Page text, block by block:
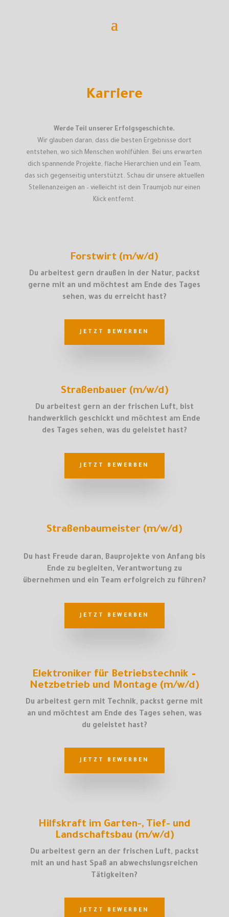
Karriere
Werde Teil unserer Erfolgsgeschichte.
Wir glauben daran, dass die besten Ergebnisse dort
entstehen, wo sich Menschen wohlfühlen. Bei uns erwarten
dich spannende Projekte, flache Hierarchien und ein Team,
das sich gegenseitig unterstützt. Schau dir unsere aktuellen
Stellenanzeigen an – vielleicht ist dein Traumjob nur einen
Klick entfernt.
Forstwirt (m/w/d)
Du arbeitest gern draußen in der Natur, packst
gerne mit an und möchtest am Ende des Tages
sehen, was du erreicht hast?
JETZT BEWERBEN
Straßenbauer (m/w/d)
Du arbeitest gern an der frischen Luft, bist
handwerklich geschickt und möchtest am Ende
des Tages sehen, was du geleistet hast?
JETZT BEWERBEN
Straßenbaumeister (m/w/d)
Du hast Freude daran, Bauprojekte von Anfang bis
Ende zu begleiten, Verantwortung zu
übernehmen und ein Team erfolgreich zu führen?
JETZT BEWERBEN
Elektroniker für Betriebstechnik –
Netzbetrieb und Montage (m/w/d)
Du arbeitest gern mit Technik, packst gerne mit
an und möchtest am Ende des Tages sehen, was
du geleistet hast?
JETZT BEWERBEN
Hilfskraft im Garten-, Tief- und
Landschaftsbau (m/w/d)
Du arbeitest gern an der frischen Luft, packst
mit an und hast Spaß an abwechslungsreichen
Tätigkeiten?
JETZT BEWERBEN